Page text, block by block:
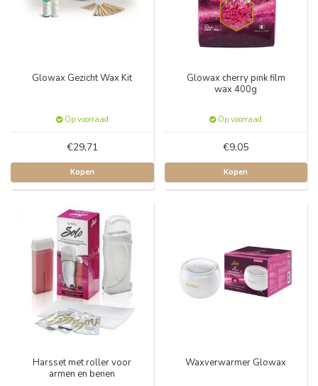
Glowax Gezicht Wax Kit
Op voorraad
€29,71
Kopen
Glowax cherry pink film
wax 400g
Op voorraad
€9,05
Kopen
Harsset met roller voor
armen en benen
Waxverwarmer Glowax